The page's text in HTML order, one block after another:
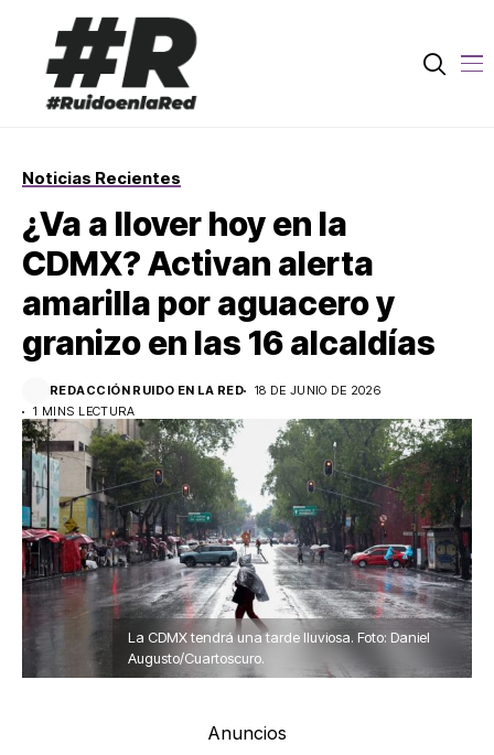
Noticias Recientes
¿Va a llover hoy en la
CDMX? Activan alerta
amarilla por aguacero y
granizo en las 16 alcaldías
REDACCIÓN RUIDO EN LA RED
18 DE JUNIO DE 2026
1 MINS LECTURA
La CDMX tendrá una tarde lluviosa. Foto: Daniel
Augusto/Cuartoscuro.
Anuncios